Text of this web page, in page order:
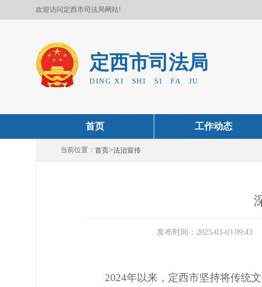
欢迎访问定西市司法局网站!
定西市司法局
DING XI SHI SI FA JU
首页 工作动态
当前位置： 首页>法治宣传
发布时间：2025-03-03 09:43
2024年以来，定西市坚持将传统